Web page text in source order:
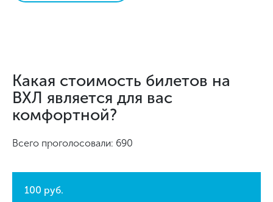
Какая стоимость билетов на
ВХЛ является для вас
комфортной?
Всего проголосовали: 690
100 руб.